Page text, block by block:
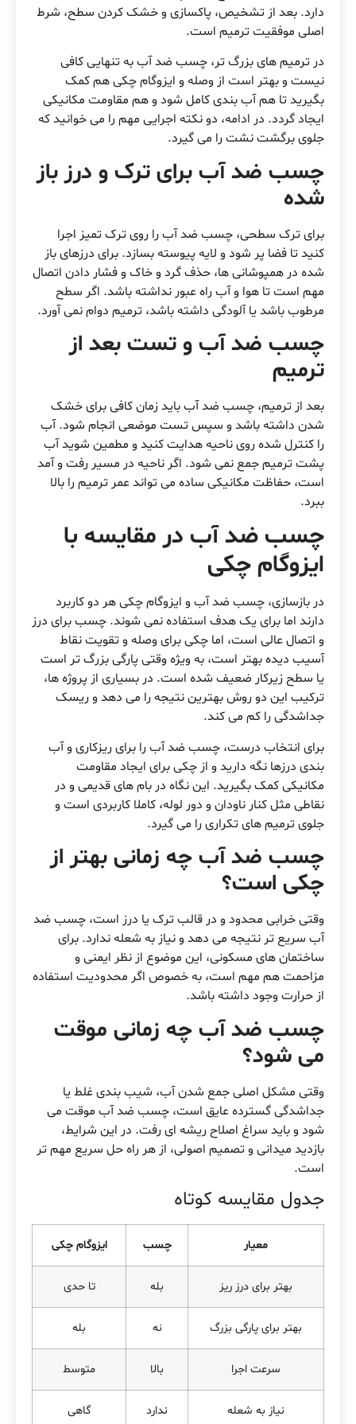
دارد. بعد از تشخیص، پاکسازی و خشک کردن سطح، شرط
اصلی موفقیت ترمیم است.
در ترمیم های بزرگ تر، چسب ضد آب به تنهایی کافی
نیست و بهتر است از وصله و ایزوگام چکی هم کمک
بگیرید تا هم آب بندی کامل شود و هم مقاومت مکانیکی
ایجاد گردد. در ادامه، دو نکته اجرایی مهم را می خوانید که
جلوی برگشت نشت را می گیرد.
چسب ضد آب برای ترک و درز باز
شده
برای ترک سطحی، چسب ضد آب را روی ترک تمیز اجرا
کنید تا فضا پر شود و لایه پیوسته بسازد. برای درزهای باز
شده در همپوشانی ها، حذف گرد و خاک و فشار دادن اتصال
مهم است تا هوا و آب راه عبور نداشته باشد. اگر سطح
مرطوب باشد یا آلودگی داشته باشد، ترمیم دوام نمی آورد.
چسب ضد آب و تست بعد از
ترمیم
بعد از ترمیم، چسب ضد آب باید زمان کافی برای خشک
شدن داشته باشد و سپس تست موضعی انجام شود. آب
را کنترل شده روی ناحیه هدایت کنید و مطمین شوید آب
پشت ترمیم جمع نمی شود. اگر ناحیه در مسیر رفت و آمد
است، حفاظت مکانیکی ساده می تواند عمر ترمیم را بالا
ببرد.
چسب ضد آب در مقایسه با
ایزوگام چکی
در بازسازی، چسب ضد آب و ایزوگام چکی هر دو کاربرد
دارند اما برای یک هدف استفاده نمی شوند. چسب برای درز
و اتصال عالی است، اما چکی برای وصله و تقویت نقاط
آسیب دیده بهتر است، به ویژه وقتی پارگی بزرگ تر است
یا سطح زیرکار ضعیف شده است. در بسیاری از پروژه ها،
ترکیب این دو روش بهترین نتیجه را می دهد و ریسک
جداشدگی را کم می کند.
برای انتخاب درست، چسب ضد آب را برای ریزکاری و آب
بندی درزها نگه دارید و از چکی برای ایجاد مقاومت
مکانیکی کمک بگیرید. این نگاه در بام های قدیمی و در
نقاطی مثل کنار ناودان و دور لوله، کاملا کاربردی است و
جلوی ترمیم های تکراری را می گیرد.
چسب ضد آب چه زمانی بهتر از
چکی است؟
وقتی خرابی محدود و در قالب ترک یا درز است، چسب ضد
آب سریع تر نتیجه می دهد و نیاز به شعله ندارد. برای
ساختمان های مسکونی، این موضوع از نظر ایمنی و
مزاحمت هم مهم است، به خصوص اگر محدودیت استفاده
از حرارت وجود داشته باشد.
چسب ضد آب چه زمانی موقت
می شود؟
وقتی مشکل اصلی جمع شدن آب، شیب بندی غلط یا
جداشدگی گسترده عایق است، چسب ضد آب موقت می
شود و باید سراغ اصلاح ریشه ای رفت. در این شرایط،
بازدید میدانی و تصمیم اصولی، از هر راه حل سریع مهم تر
است.
جدول مقایسه کوتاه
معیار چسب ایزوگام چکی
بهتر برای درز ریز بله تا حدی
بهتر برای پارگی بزرگ نه بله
سرعت اجرا بالا متوسط
نیاز به شعله ندارد گاهی